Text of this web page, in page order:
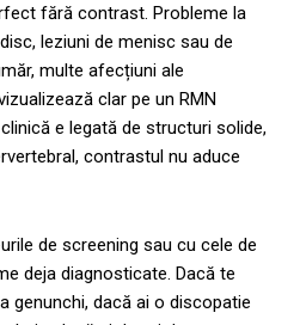
fără contrast. Probleme la
leziuni de menisc sau de
multe afecțiuni ale
clar pe un RMN
e legată de structuri solide,
contrastul nu aduce
de screening sau cu cele de
deja diagnosticate. Dacă te
genunchi, dacă ai o discopatie